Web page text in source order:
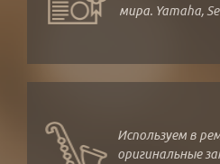
мира. Yamaha,
Используем в
оригинальные